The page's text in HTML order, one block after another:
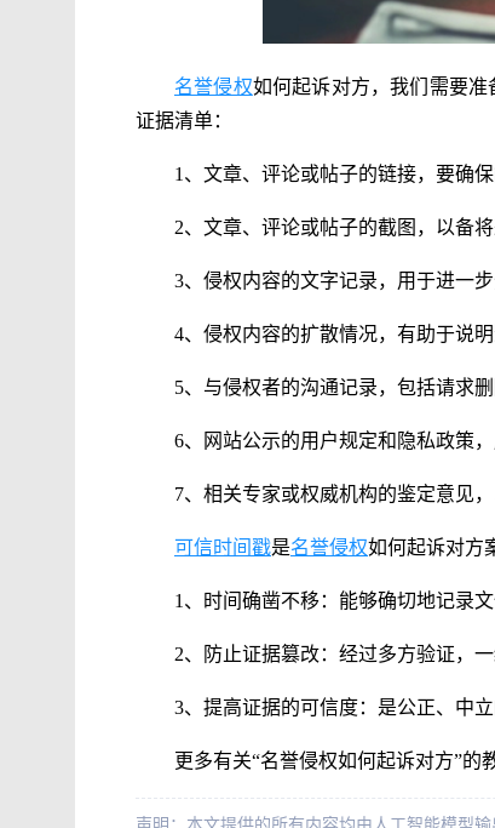
名誉侵权如何起诉对方，我们需要
证据清单：
1、文章、评论或帖子的链接，要确
2、文章、评论或帖子的截图，以备将
3、侵权内容的文字记录，用于进一步
4、侵权内容的扩散情况，有助于说明
5、与侵权者的沟通记录，包括请求删
6、网站公示的用户规定和隐私政策
7、相关专家或权威机构的鉴定意见
可信时间戳是名誉侵权如何起诉对方
1、时间确凿不移：能够确切地记录
2、防止证据篡改：经过多方验证，
3、提高证据的可信度：是公正、中
更多有关“名誉侵权如何起诉对方”的